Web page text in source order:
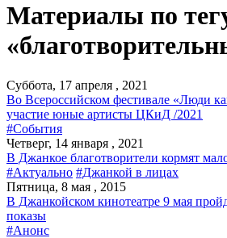
Материалы по
Суббота, 17 апреля , 2021
Во Всероссийском фестивале «Люди
участие юные артисты ЦКиД /2021
#События
Четверг, 14 января , 2021
В Джанкое благотворители кормят
#Актуально #Джанкой в лицах
Пятница, 8 мая , 2015
В Джанкойском кинотеатре 9 мая
показы
#Анонс